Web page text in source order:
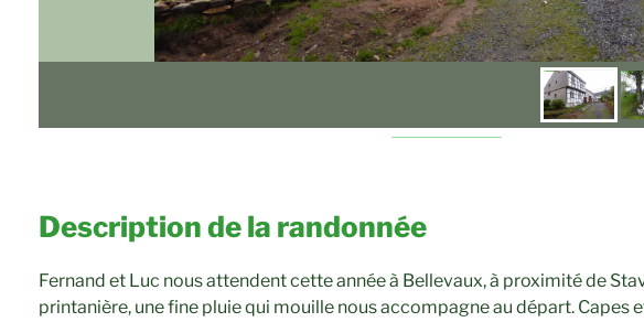
Description de la randonnée
Fernand et Luc nous attendent cette année à Bellevaux, à proximité de
printanière, une fine pluie qui mouille nous accompagne au départ. Capes